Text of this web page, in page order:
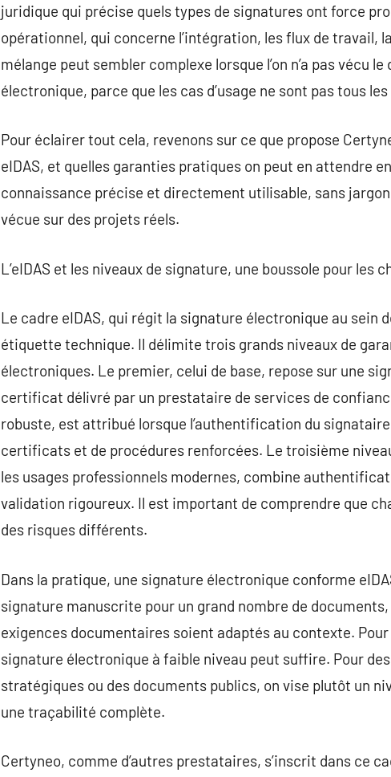
juridique qui précise quels types de signatures ont force
opérationnel, qui concerne l’intégration, les flux de travail,
mélange peut sembler complexe lorsque l’on n’a pas vécu
électronique, parce que les cas d’usage ne sont pas tous
Pour éclairer tout cela, revenons sur ce que propose
eIDAS, et quelles garanties pratiques on peut en attendre
connaissance précise et directement utilisable, sans
vécue sur des projets réels.
L’eIDAS et les niveaux de signature, une boussole pour les
Le cadre eIDAS, qui régit la signature électronique au sein
étiquette technique. Il délimite trois grands niveaux de
électroniques. Le premier, celui de base, repose sur une
certificat délivré par un prestataire de services de
robuste, est attribué lorsque l’authentification du
certificats et de procédures renforcées. Le troisième
les usages professionnels modernes, combine
validation rigoureux. Il est important de comprendre que
des risques différents.
Dans la pratique, une signature électronique conforme
signature manuscrite pour un grand nombre de
exigences documentaires soient adaptés au contexte.
signature électronique à faible niveau peut suffire. Pour
stratégiques ou des documents publics, on vise plutôt un
une traçabilité complète.
Certyneo, comme d’autres prestataires, s’inscrit dans ce